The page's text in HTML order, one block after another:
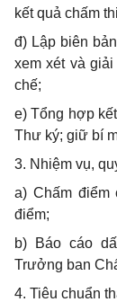
kết quả chấm
đ) Lập biên
xem xét và
chế;
e) Tổng hợp
Thư ký; giữ bí
3. Nhiệm vụ,
a) Chấm điểm
điểm;
b) Báo cáo
Trưởng ban
4. Tiêu chuẩn